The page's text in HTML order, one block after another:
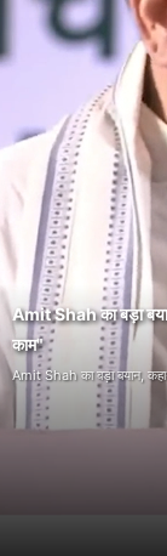
Amit Shah का बड़ा
काम"
Amit Shah का बड़ा बयान, कहा-